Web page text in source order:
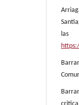
las